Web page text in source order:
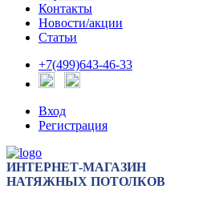
Контакты
Новости/акции
Статьи
+7(499)643-46-33
Вход
Регистрация
ИНТЕРНЕТ-МАГАЗИН
НАТЯЖНЫХ ПОТОЛКОВ